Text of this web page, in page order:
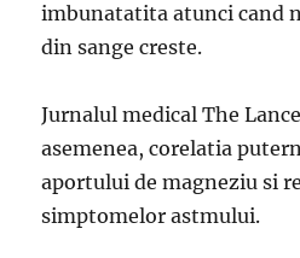
imbunatatita atunci cand
din sange creste.
Jurnalul medical The
asemenea, corelatia
aportului de magneziu si
simptomelor astmului.